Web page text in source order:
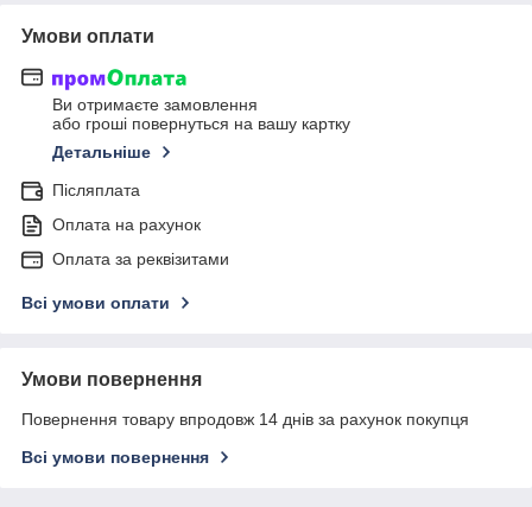
Умови оплати
Ви отримаєте замовлення
або гроші повернуться на вашу картку
Детальніше
Післяплата
Оплата на рахунок
Оплата за реквізитами
Всі умови оплати
Умови повернення
Повернення товару впродовж 14 днів за рахунок покупця
Всі умови повернення